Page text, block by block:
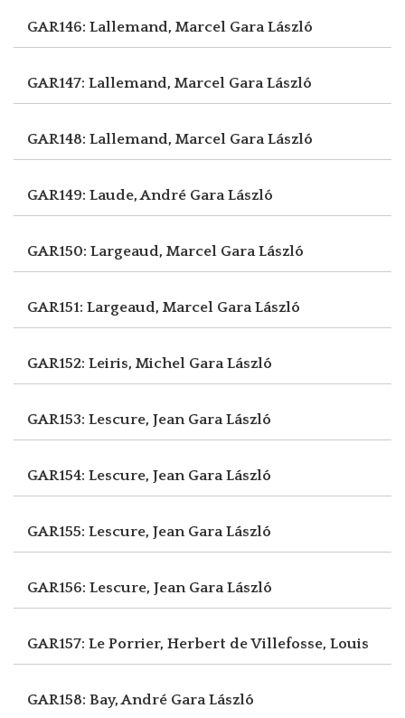
GAR146: Lallemand, Marcel Gara László
GAR147: Lallemand, Marcel Gara László
GAR148: Lallemand, Marcel Gara László
GAR149: Laude, André Gara László
GAR150: Largeaud, Marcel Gara László
GAR151: Largeaud, Marcel Gara László
GAR152: Leiris, Michel Gara László
GAR153: Lescure, Jean Gara László
GAR154: Lescure, Jean Gara László
GAR155: Lescure, Jean Gara László
GAR156: Lescure, Jean Gara László
GAR157: Le Porrier, Herbert de Villefosse, Louis
GAR158: Bay, André Gara László